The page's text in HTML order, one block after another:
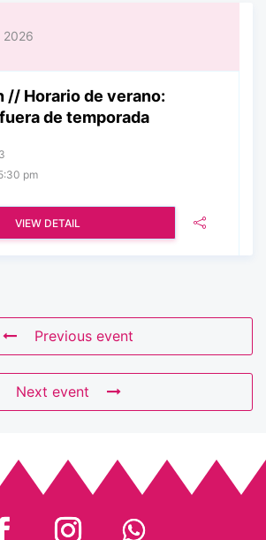
2026
// Horario de verano:
de temporada
pm
VIEW DETAIL
Previous event
Next event